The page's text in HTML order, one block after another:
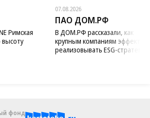
Римская
07.08.2026
ПАО ДОМ.РФ
В ДОМ.РФ рассказали, как
крупным компаниям
реализовывать ESG-стратегию
фонд